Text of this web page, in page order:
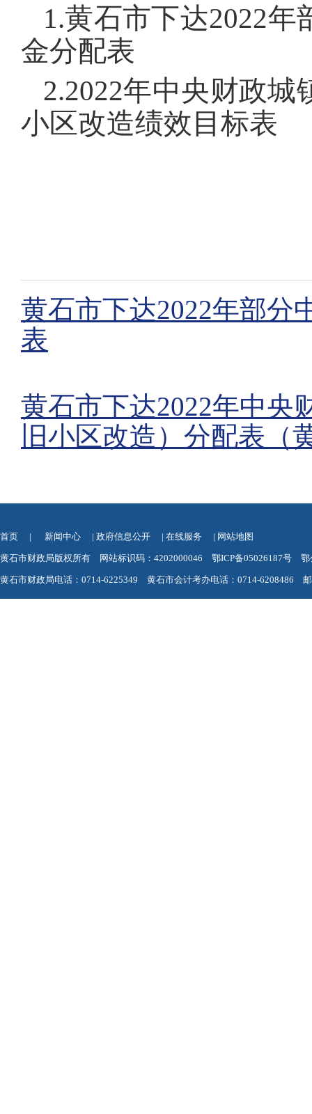
1.黄石市下达2022
金分配表
2.2022年中央财政
小区改造绩效目标表
黄石市下达2022年部分
表
黄石市下达2022年中央
旧小区改造）分配表（
首页 | 新闻中心 | 政府信息公开 | 在线服务 | 网站地图
黄石市财政局版权所有 网站标识码：4202000046 鄂ICP备05026187号 鄂
黄石市财政局电话：0714-6225349 黄石市会计考办电话：0714-6208486